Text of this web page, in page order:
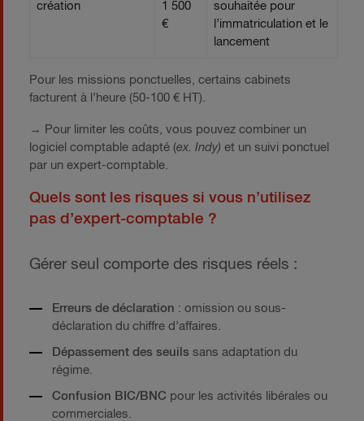
création
1 500
€
souhaitée pour
l’immatriculation et le
lancement
Pour les missions ponctuelles, certains cabinets
facturent à l’heure (50-100 € HT).
→ Pour limiter les coûts, vous pouvez combiner un
logiciel comptable adapté (ex. Indy) et un suivi ponctuel
par un expert-comptable.
Quels sont les risques si vous n’utilisez
pas d’expert-comptable ?
Gérer seul comporte des risques réels :
Erreurs de déclaration : omission ou sous-
déclaration du chiffre d’affaires.
Dépassement des seuils sans adaptation du
régime.
Confusion BIC/BNC pour les activités libérales ou
commerciales.